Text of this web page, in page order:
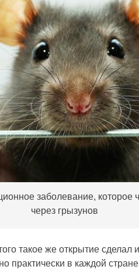
заболевание, которое
через грызунов
такое же открытие сделал
практически в каждой